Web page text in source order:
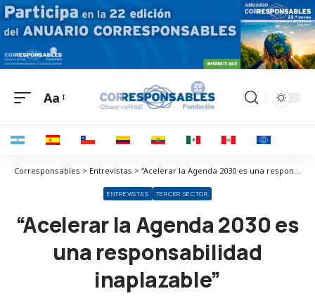
Aa
Corresponsables > Entrevistas > “Acelerar la Agenda 2030 es una responsabilidad inaplazable”
ENTREVISTAS TERCER SECTOR
“Acelerar la Agenda 2030 es
una responsabilidad
inaplazable”